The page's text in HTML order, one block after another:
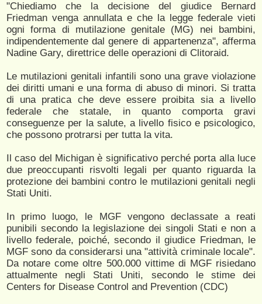
"Chiediamo che la decisione del giudice Bernard
Friedman venga annullata e che la legge federale vieti
ogni forma di mutilazione genitale (MG) nei bambini,
indipendentemente dal genere di appartenenza", afferma
Nadine Gary, direttrice delle operazioni di Clitoraid.
Le mutilazioni genitali infantili sono una grave violazione
dei diritti umani e una forma di abuso di minori. Si tratta
di una pratica che deve essere proibita sia a livello
federale che statale, in quanto comporta gravi
conseguenze per la salute, a livello fisico e psicologico,
che possono protrarsi per tutta la vita.
Il caso del Michigan è significativo perché porta alla luce
due preoccupanti risvolti legali per quanto riguarda la
protezione dei bambini contro le mutilazioni genitali negli
Stati Uniti.
In primo luogo, le MGF vengono declassate a reati
punibili secondo la legislazione dei singoli Stati e non a
livello federale, poiché, secondo il giudice Friedman, le
MGF sono da considerarsi una "attività criminale locale".
Da notare come oltre 500.000 vittime di MGF risiedano
attualmente negli Stati Uniti, secondo le stime dei
Centers for Disease Control and Prevention (CDC)